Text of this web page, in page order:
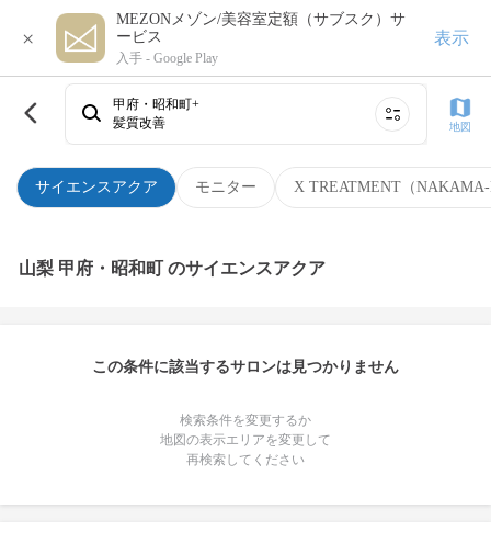
×
MEZONメゾン/美容室定額（サブスク）サ
ービス
入手 - Google Play
表示
サイエンスアクア モニター X TREATMENT（
甲府・昭和町+
髪質改善
地図
山梨 甲府・昭和町 のサイエンスアクア
この条件に該当するサロンは見つかりません
検索条件を変更するか
地図の表示エリアを変更して
再検索してください